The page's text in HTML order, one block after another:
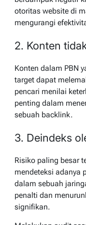
otoritas website di
mengurangi
2. Konten
Konten dalam PBN
target dapat
pencari menilai
penting dalam
sebuah backlink.
3. Deindeks
Risiko paling besar
mendeteksi adanya
dalam sebuah
penalti dan
signifikan.